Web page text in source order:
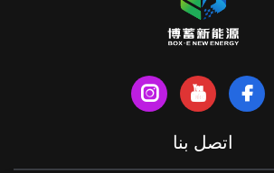
اتصل بنا